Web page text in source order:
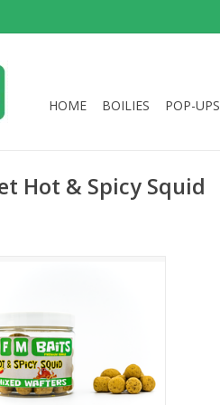
HOME BOILIES POP-UPS
Hot & Spicy Squid
AAN WINKELWAGEN